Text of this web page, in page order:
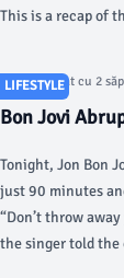
This is a recap of
LIFESTYLE
Articol postat cu 2
Bon Jovi
Tonight, Jon Bon
just 90 minutes
“Don’t throw
the singer told the